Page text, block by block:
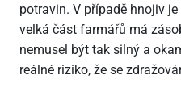
potravin. V případě hnojiv
velká část farmářů má
nemusel být tak silný a
reálné riziko, že se